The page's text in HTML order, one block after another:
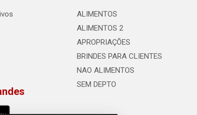
ALIMENTOS
ALIMENTOS 2
APROPRIAÇÕES
BRINDES PARA CLIENTES
NAO ALIMENTOS
SEM DEPTO